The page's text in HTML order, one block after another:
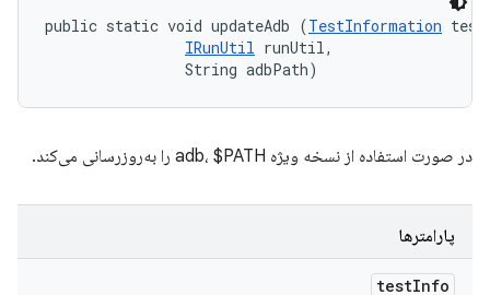
public static void updateAdb (TestInformation
IRunUtil runUtil,
                String adbPath)
در صورت استفاده از نسخه ویژه adb، $PATH را به‌روزرسانی می‌کند.
پارامترها
testInfo